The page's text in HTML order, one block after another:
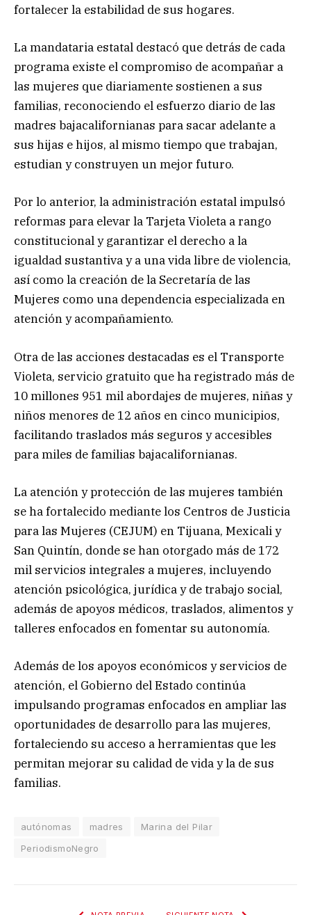
fortalecer la estabilidad de sus hogares.
La mandataria estatal destacó que detrás de cada
programa existe el compromiso de acompañar a
las mujeres que diariamente sostienen a sus
familias, reconociendo el esfuerzo diario de las
madres bajacalifornianas para sacar adelante a
sus hijas e hijos, al mismo tiempo que trabajan,
estudian y construyen un mejor futuro.
Por lo anterior, la administración estatal impulsó
reformas para elevar la Tarjeta Violeta a rango
constitucional y garantizar el derecho a la
igualdad sustantiva y a una vida libre de violencia,
así como la creación de la Secretaría de las
Mujeres como una dependencia especializada en
atención y acompañamiento.
Otra de las acciones destacadas es el Transporte
Violeta, servicio gratuito que ha registrado más de
10 millones 951 mil abordajes de mujeres, niñas y
niños menores de 12 años en cinco municipios,
facilitando traslados más seguros y accesibles
para miles de familias bajacalifornianas.
La atención y protección de las mujeres también
se ha fortalecido mediante los Centros de Justicia
para las Mujeres (CEJUM) en Tijuana, Mexicali y
San Quintín, donde se han otorgado más de 172
mil servicios integrales a mujeres, incluyendo
atención psicológica, jurídica y de trabajo social,
además de apoyos médicos, traslados, alimentos y
talleres enfocados en fomentar su autonomía.
Además de los apoyos económicos y servicios de
atención, el Gobierno del Estado continúa
impulsando programas enfocados en ampliar las
oportunidades de desarrollo para las mujeres,
fortaleciendo su acceso a herramientas que les
permitan mejorar su calidad de vida y la de sus
familias.
autónomas madres
Marina del Pilar
PeriodismoNegro